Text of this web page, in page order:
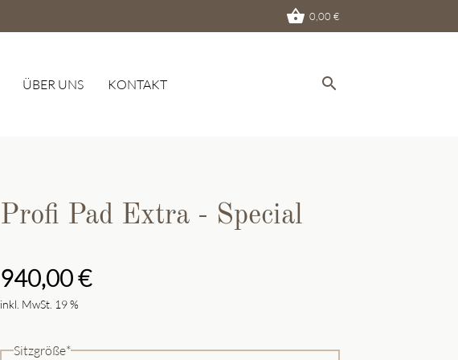
shopping_basket 0,00 €
ÜBER UNS KONTAKT search
Profi Pad Extra - Special
940,00€
inkl. MwSt. 19 %
Pflichtfeld
Sitzgröße*